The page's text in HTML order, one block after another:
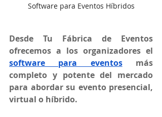
Software para Eventos Híbridos
Desde Tu Fábrica de Eventos
software para eventos más
completo y potente del mercado
para abordar su evento presencial,
virtual o híbrido.